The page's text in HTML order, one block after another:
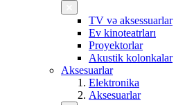
TV və aksessuarlar
Ev kinoteatrları
Proyektorlar
Akustik kolonkalar
Aksesuarlar
Elektronika
Aksesuarlar